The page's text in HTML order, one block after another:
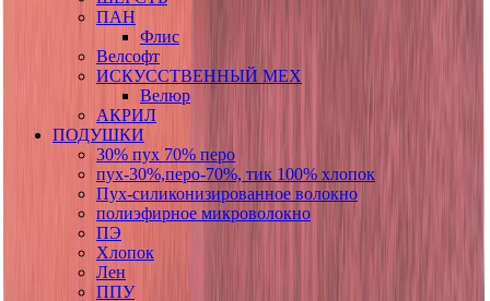
ПАН
Флис
Велсофт
ИСКУССТВЕННЫЙ МЕХ
Велюр
АКРИЛ
ПОДУШКИ
30% пух 70% перо
пух-30%,перо-70%, тик 100% хлопок
Пух-силиконизированное волокно
полиэфирное микроволокно
ПЭ
Хлопок
Лен
ППУ